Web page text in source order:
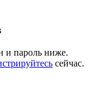
и пароль ниже.
сейчас.